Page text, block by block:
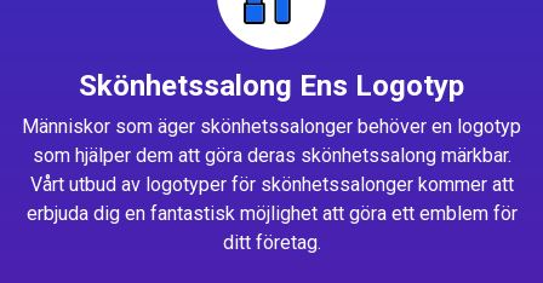
Skönhetssalong Ens Logotyp
Människor som äger skönhetssalonger behöver en logotyp
som hjälper dem att göra deras skönhetssalong märkbar.
Vårt utbud av logotyper för skönhetssalonger kommer att
erbjuda dig en fantastisk möjlighet att göra ett emblem för
ditt företag.